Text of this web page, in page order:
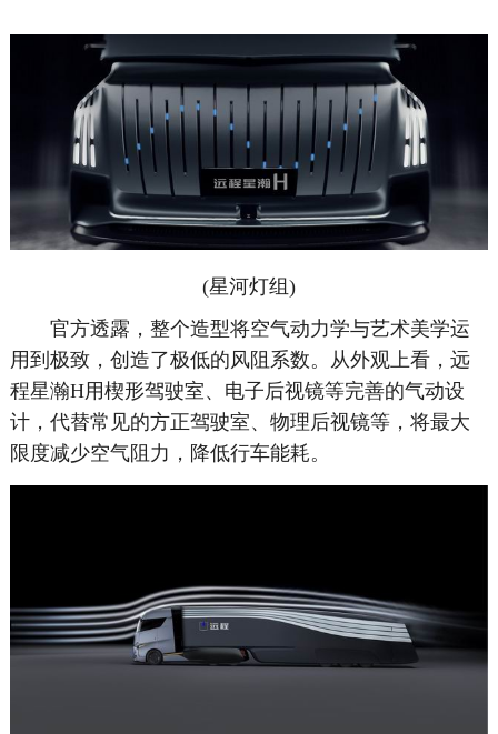
(星河灯组)
官方透露，整个造型将空气动力学与艺术美学运
用到极致，创造了极低的风阻系数。从外观上看，远
程星瀚H用楔形驾驶室、电子后视镜等完善的气动设
计，代替常见的方正驾驶室、物理后视镜等，将最大
限度减少空气阻力，降低行车能耗。